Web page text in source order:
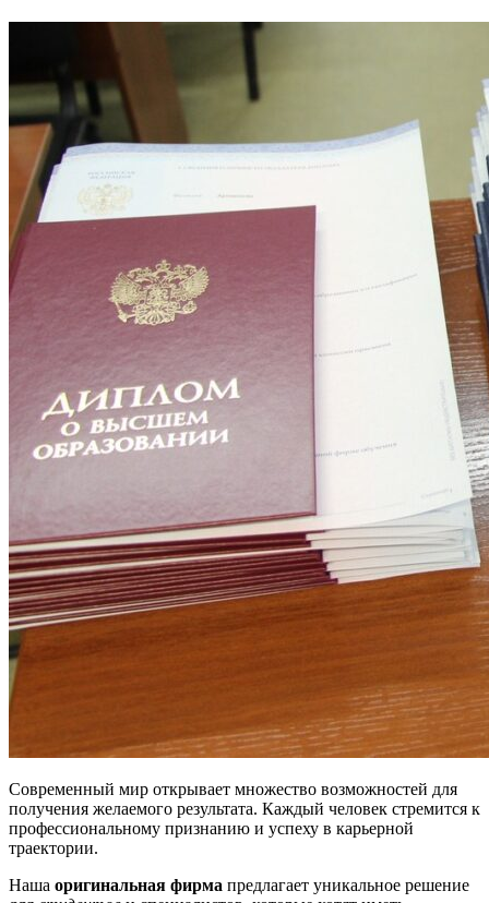
Современный мир открывает множество возможностей для
получения желаемого результата. Каждый человек стремится к
профессиональному признанию и успеху в карьерной
траектории.
Наша оригинальная фирма предлагает уникальное решение